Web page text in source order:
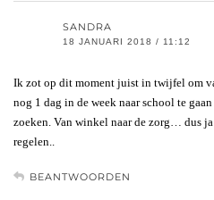
SANDRA
18 JANUARI 2018 / 11:12
Ik zot op dit moment juist in twijfel om
nog 1 dag in de week naar school te
zoeken. Van winkel naar de zorg… dus
regelen..
BEANTWOORDEN